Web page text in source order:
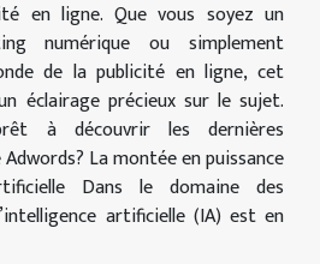
en ligne. Que vous soyez un
numérique ou simplement
de la publicité en ligne, cet
éclairage précieux sur le sujet.
à découvrir les dernières
La montée en puissance
Dans le domaine des
artificielle (IA) est en